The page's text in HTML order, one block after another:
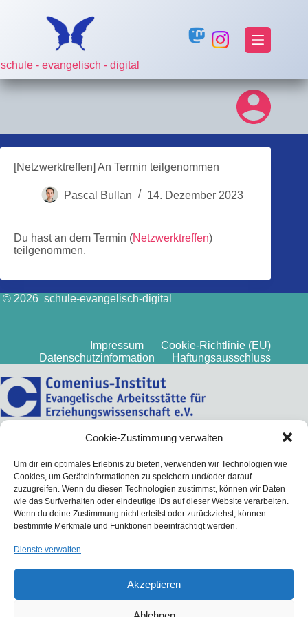
Cookie-Zustimmung verwalten
Um dir ein optimales Erlebnis zu bieten, verwenden wir Technologien wie
Cookies, um Geräteinformationen zu speichern und/oder darauf
zuzugreifen. Wenn du diesen Technologien zustimmst, können wir Daten
wie das Surfverhalten oder eindeutige IDs auf dieser Website verarbeiten.
Wenn du deine Zustimmung nicht erteilst oder zurückziehst, können
bestimmte Merkmale und Funktionen beeinträchtigt werden.
Dienste verwalten
Akzeptieren
schule - evangelisch - digital
[Netzwerktreffen] An Termin teilgenommen
Pascal Bullan 14. Dezember 2023
Du hast an dem Termin (Netzwerktreffen)
teilgenommen.
© 2026 schule-evangelisch-digital
Impressum
Cookie-Richtlinie (EU)
Datenschutzinformation
Haftungsausschluss